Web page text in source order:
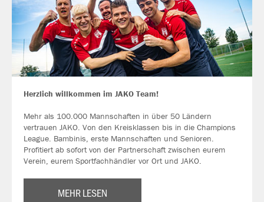
Herzlich willkommen im JAKO Team!
Mehr als 100.000 Mannschaften in über 50 Ländern
vertrauen JAKO. Von den Kreisklassen bis in die Champions
League. Bambinis, erste Mannschaften und Senioren.
Profitiert ab sofort von der Partnerschaft zwischen eurem
Verein, eurem Sportfachhändler vor Ort und JAKO.
MEHR LESEN